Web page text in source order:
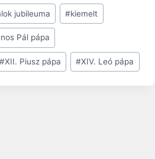
jubileuma #kiemelt
Pál pápa
#XII. Piusz pápa #XIV. Leó pápa